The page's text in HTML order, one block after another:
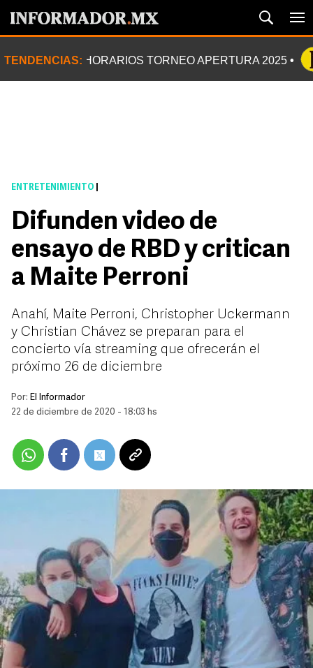
TENDENCIAS: HORARIOS TORNEO APERTURA 2025
ENTRETENIMIENTO
Difunden video de
ensayo de RBD y critican
a Maite Perroni
Anahí, Maite Perroni, Christopher Uckermann
y Christian Chávez se preparan para el
concierto vía streaming que ofrecerán el
próximo 26 de diciembre
Por: El Informador
22 de diciembre de 2020 - 18:03 hs